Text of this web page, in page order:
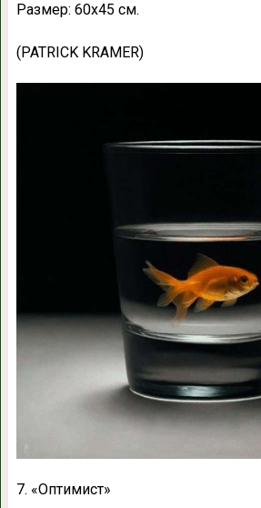
Размер: 60х45 см.
(PATRICK KRAMER)
7. «Оптимист»